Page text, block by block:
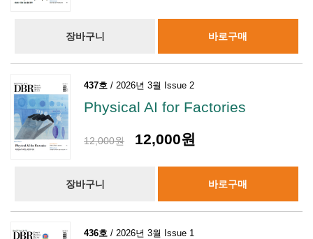
장바구니 바로구매
437호 / 2026년 3월 Issue 2
Physical AI for Factories
12,000원 12,000원
장바구니 바로구매
436호 / 2026년 3월 Issue 1